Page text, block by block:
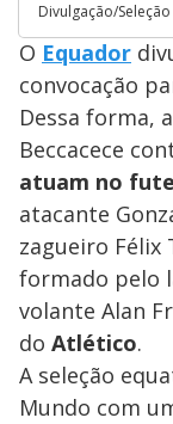
Divulgação/
O Equador
convocação
Dessa forma,
Beccacece
atuam no
atacante
zagueiro Félix
formado pelo
volante Alan
do Atlético.
A seleção
Mundo com